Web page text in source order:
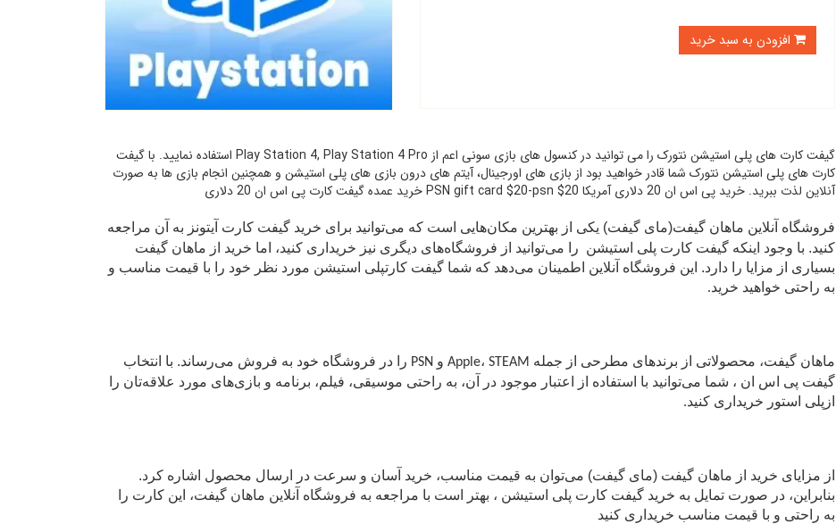
افزودن به سبد خرید
گیفت کارت های پلی استیشن نتورک را می توانید در کنسول های بازی سونی اعم از Play Station 4, Play Station 4 Pro استفاده نمایید. با گیفت
کارت های پلی استیشن نتورک شما قادر خواهید بود از بازی های اورجینال، آیتم های درون بازی های پلی استیشن و همچنین انجام بازی ها به صورت
آنلاین لذت ببرید. خرید پی اس ان 20 دلاری آمریکا PSN gift card $20-psn $20 خرید عمده گیفت کارت پی اس ان 20 دلاری
فروشگاه آنلاین ماهان گیفت(مای گیفت) یکی از بهترین مکان‌هایی است که می‌توانید برای خرید گیفت کارت آیتونز به آن مراجعه
کنید. با وجود اینکه گیفت کارت پلی استیشن را می‌توانید از فروشگاه‌های دیگری نیز خریداری کنید، اما خرید از ماهان گیفت
بسیاری از مزایا را دارد. این فروشگاه آنلاین اطمینان می‌دهد که شما گیفت کارتپلی استیشن مورد نظر خود را با قیمت مناسب و
به راحتی خواهید خرید.
ماهان گیفت، محصولاتی از برندهای مطرحی از جمله ، STEAM و
را در فروشگاه خود به فروش می‌رساند. با انتخاب
گیفت پی اس ان ، شما می‌توانید با استفاده از اعتبار موجود در آن، به راحتی موسیقی، فیلم، برنامه و بازی‌های مورد علاقه‌تان را
ازپلی استور خریداری کنید.
از مزایای خرید از ماهان گیفت (مای گیفت) می‌توان به قیمت مناسب، خرید آسان و سرعت در ارسال محصول اشاره کرد.
بنابراین، در صورت تمایل به خرید گیفت کارت پلی استیشن ، بهتر است با مراجعه به فروشگاه آنلاین ماهان گیفت، این کارت را
به راحتی و با قیمت مناسب خریداری کنید